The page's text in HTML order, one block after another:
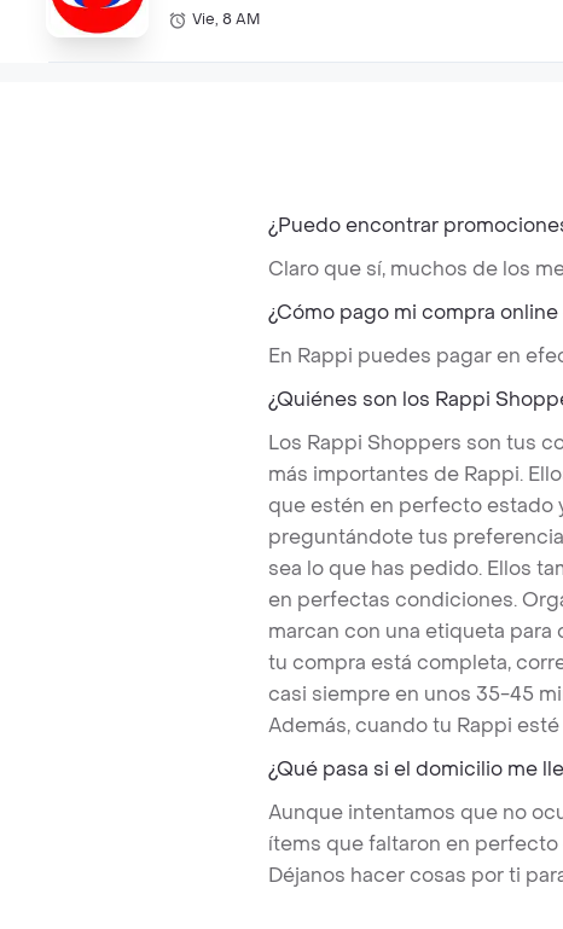
Vie, 8 AM
¿Puedo encontrar
Claro que sí, muchos de los
¿Cómo pago mi compra
En Rappi puedes pagar en
¿Quiénes son los Rappi
Los Rappi Shoppers son tus
más importantes de Rappi.
que estén en perfecto estado
preguntándote tus
sea lo que has pedido. Ellos
en perfectas condiciones.
marcan con una etiqueta para
tu compra está completa,
casi siempre en unos 35-45
Además, cuando tu Rappi
¿Qué pasa si el domicilio me
Aunque intentamos que no
ítems que faltaron en perfecto
Déjanos hacer cosas por ti